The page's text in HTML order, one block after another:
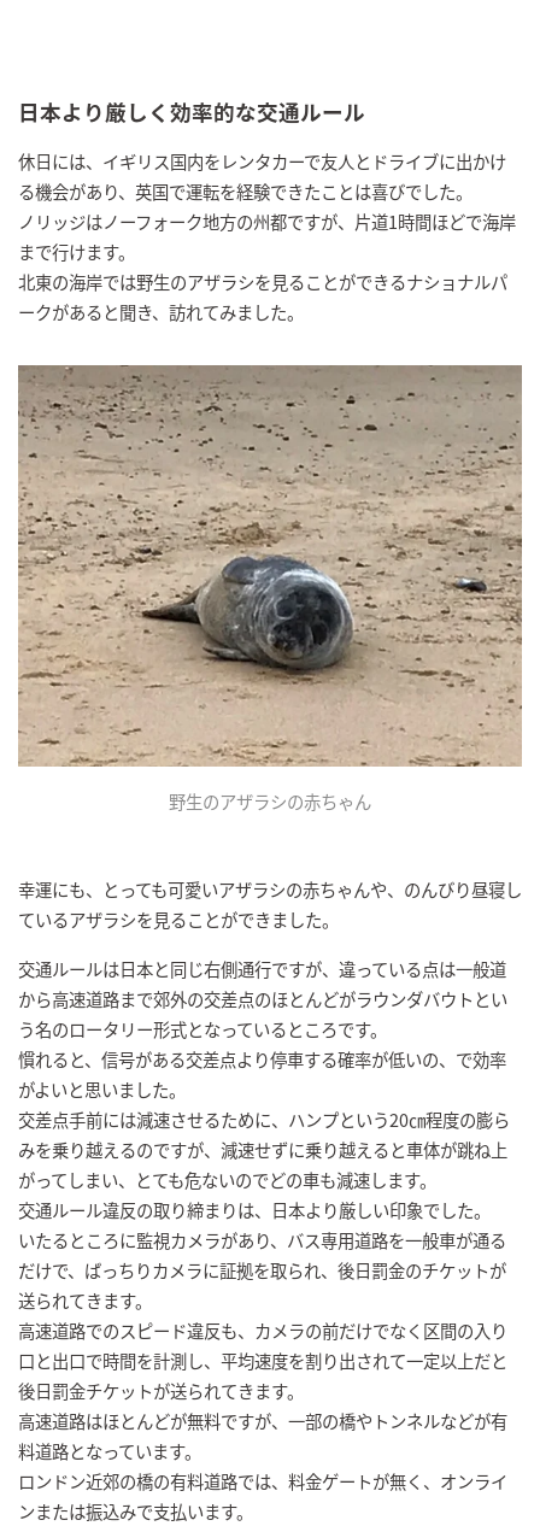
日本より厳しく効率的な交通ルール
休日には、イギリス国内をレンタカーで友人とドライブに出かけ
る機会があり、英国で運転を経験できたことは喜びでした。
ノリッジはノーフォーク地方の州都ですが、片道1時間ほどで海岸
まで行けます。
北東の海岸では野生のアザラシを見ることができるナショナルパ
ークがあると聞き、訪れてみました。
野生のアザラシの赤ちゃん
幸運にも、とっても可愛いアザラシの赤ちゃんや、のんびり昼寝し
ているアザラシを見ることができました。
交通ルールは日本と同じ右側通行ですが、違っている点は一般道
から高速道路まで郊外の交差点のほとんどがラウンダバウトとい
う名のロータリー形式となっているところです。
慣れると、信号がある交差点より停車する確率が低いの、で効率
がよいと思いました。
交差点手前には減速させるために、ハンプという20㎝程度の膨ら
みを乗り越えるのですが、減速せずに乗り越えると車体が跳ね上
がってしまい、とても危ないのでどの車も減速します。
交通ルール違反の取り締まりは、日本より厳しい印象でした。
いたるところに監視カメラがあり、バス専用道路を一般車が通る
だけで、ばっちりカメラに証拠を取られ、後日罰金のチケットが
送られてきます。
高速道路でのスピード違反も、カメラの前だけでなく区間の入り
口と出口で時間を計測し、平均速度を割り出されて一定以上だと
後日罰金チケットが送られてきます。
高速道路はほとんどが無料ですが、一部の橋やトンネルなどが有
料道路となっています。
ロンドン近郊の橋の有料道路では、料金ゲートが無く、オンライ
ンまたは振込みで支払います。